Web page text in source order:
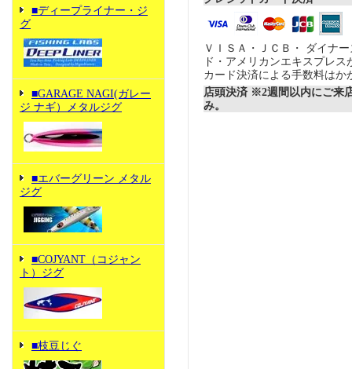
■ディープライナー・ジ
グ
■GARAGE NAGI(ガレー
ジ ナギ）メタルジグ
■エバーグリーン メタル
ジグ
■COJYANT（コジャン
ト）ジグ
■枝豆じぐ
ＶＩＳＡ・ＪＣＢ・ ダイナ
ド・アメリカンエキスプレ
カード決済による手数料はか
店頭決済 ※2週間以内にご来
み。